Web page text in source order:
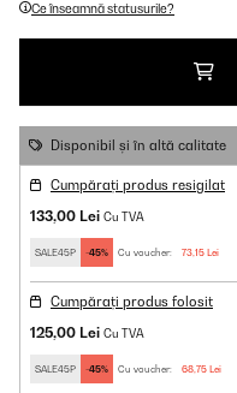
Ce înseamnă statusurile?
Disponibil și în altă calitate
Cumpărați produs resigilat
133,00 Lei Cu TVA
SALE45P -45% Cu voucher: 73,15 Lei
Cumpărați produs folosit
125,00 Lei Cu TVA
SALE45P -45% Cu voucher: 68,75 Lei